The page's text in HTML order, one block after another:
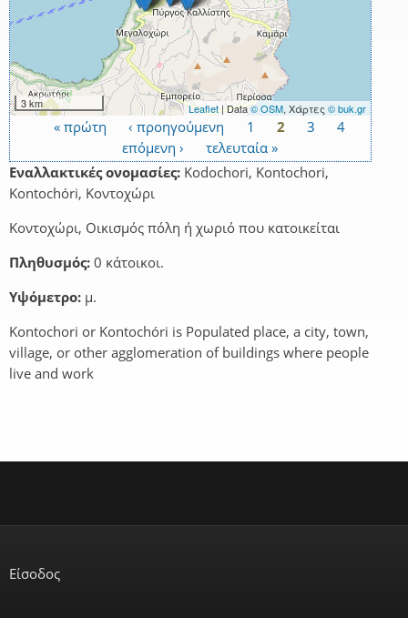
3 km Leaflet| Data© OSM, Χάρτες © buk.gr
« πρώτη ‹ προηγούμενη 1 2 3
4
επόμενη ›
τελευταία »
Εναλλακτικές ονομασίες: Kodochori, Kontochori,
Kontochóri, Κοντοχώρι
Κοντοχώρι, Οικισμός πόλη ή χωριό που κατοικείται
Πληθυσμός: 0 κάτοικοι.
Υψόμετρο: μ.
Kontochori or Kontochóri is Populated place, a city, town,
village, or other agglomeration of buildings where people
live and work
Είσοδος